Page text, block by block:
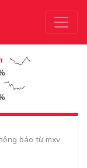
báo từ mxv